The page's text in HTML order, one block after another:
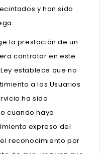
y han sido
la prestación de un
contratar en este
establece que no
a los Usuarios
ha sido
cuando haya
expreso del
reconocimiento por